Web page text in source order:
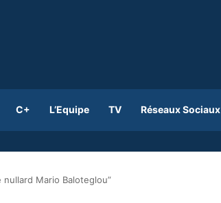
C+ L’Equipe TV Réseaux Sociaux
nullard Mario Baloteglou”